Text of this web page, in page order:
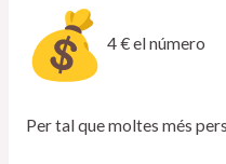
4 € el número
Per tal que moltes més